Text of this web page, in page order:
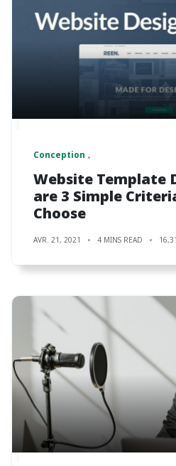
Conception
Website Template
are 3 Simple
Choose
AVR. 21, 2021 4 MINS READ